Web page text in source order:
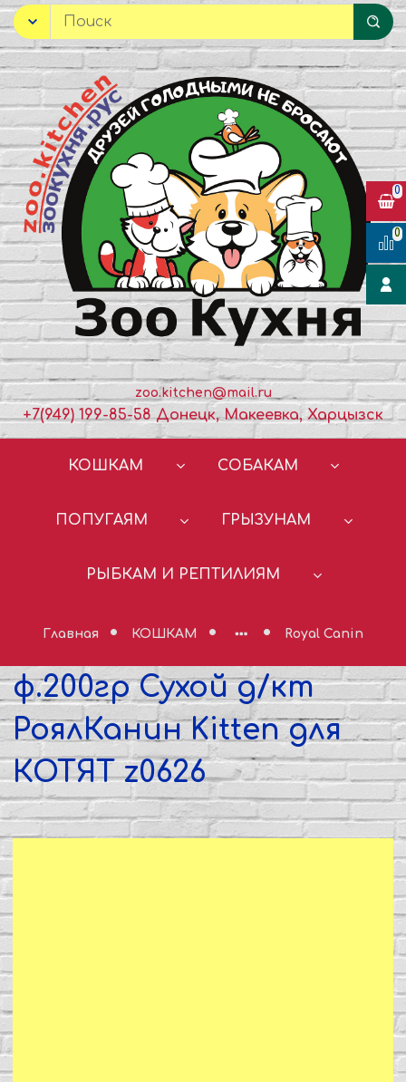
zoo.kitchen@mail.ru
+7(949) 199-85-58 Донецк, Макеевка, Харцызск
КОШКАМ СОБАКАМ
ПОПУГАЯМ ГРЫЗУНАМ
РЫБКАМ И РЕПТИЛИЯМ
Главная КОШКАМ Royal Canin
ф.200гр Сухой д/кт
РоялКанин Kitten для
КОТЯТ z0626
0
0